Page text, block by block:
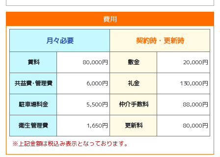
費用
月々必要
賃料 80,000円
共益費･管理費 6,000円
駐車場料金 5,500円
衛生管理費 1,650円
契約時・更新時
敷金 20,000円
礼金 130,000円
仲介手数料 88,000円
更新料 80,000円
※上記金額は税込み表示となっております。